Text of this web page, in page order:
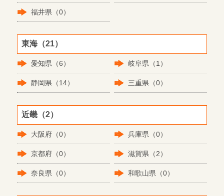
福井県（0）
東海（21）
愛知県（6） 岐阜県（1）
静岡県（14） 三重県（0）
近畿（2）
大阪府（0） 兵庫県（0）
京都府（0） 滋賀県（2）
奈良県（0） 和歌山県（0）